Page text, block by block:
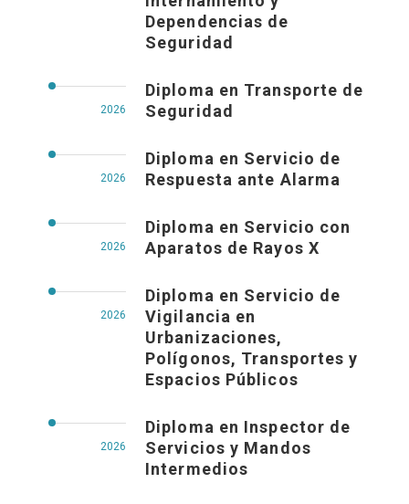
Dependencias de
Seguridad
2026
Diploma en Transporte de
Seguridad
2026
Diploma en Servicio de
Respuesta ante Alarma
2026
Diploma en Servicio con
Aparatos de Rayos X
2026
Diploma en Servicio de
Vigilancia en
Urbanizaciones,
Polígonos, Transportes y
Espacios Públicos
2026
Diploma en Inspector de
Servicios y Mandos
Intermedios